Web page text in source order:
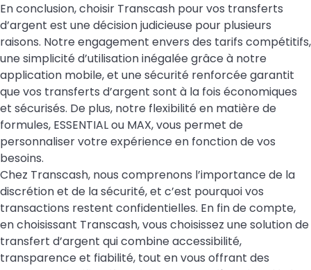
En conclusion, choisir Transcash pour vos transferts
d’argent est une décision judicieuse pour plusieurs
raisons. Notre engagement envers des tarifs compétitifs,
une simplicité d’utilisation inégalée grâce à notre
application mobile, et une sécurité renforcée garantit
que vos transferts d’argent sont à la fois économiques
et sécurisés. De plus, notre flexibilité en matière de
formules, ESSENTIAL ou MAX, vous permet de
personnaliser votre expérience en fonction de vos
besoins.
Chez Transcash, nous comprenons l’importance de la
discrétion et de la sécurité, et c’est pourquoi vos
transactions restent confidentielles. En fin de compte,
en choisissant Transcash, vous choisissez une solution de
transfert d’argent qui combine accessibilité,
transparence et fiabilité, tout en vous offrant des